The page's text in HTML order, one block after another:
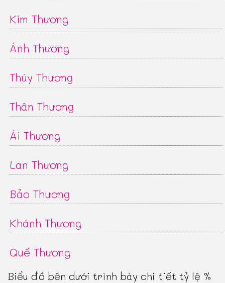
Kim Thương
Ánh Thương
Thúy Thương
Thân Thương
Ái Thương
Lan Thương
Bảo Thương
Khánh Thương
Quế Thương
Biểu đồ bên dưới trình bày chi tiết tỷ lệ %